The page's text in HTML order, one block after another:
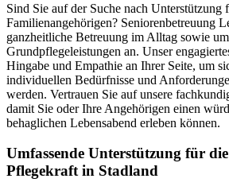
Sind Sie auf der Suche nach Unterstützung
Familienangehörigen? Seniorenbetreuung
ganzheitliche Betreuung im Alltag sowie
Grundpflegeleistungen an. Unser
Hingabe und Empathie an Ihrer Seite, um
individuellen Bedürfnisse und
werden. Vertrauen Sie auf unsere
damit Sie oder Ihre Angehörigen einen
behaglichen Lebensabend erleben können.
Umfassende Unterstützung für
Pflegekraft in Stadland